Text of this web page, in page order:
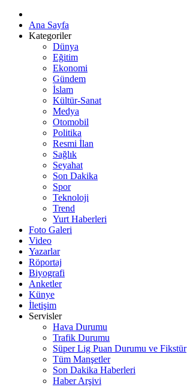
Ana Sayfa
Kategoriler
Dünya
Eğitim
Ekonomi
Gündem
İslam
Kültür-Sanat
Medya
Otomobil
Politika
Resmi İlan
Sağlık
Seyahat
Son Dakika
Spor
Teknoloji
Trend
Yurt Haberleri
Foto Galeri
Video
Yazarlar
Röportaj
Biyografi
Anketler
Künye
İletişim
Servisler
Hava Durumu
Trafik Durumu
Süper Lig Puan Durumu ve Fikstür
Tüm Manşetler
Son Dakika Haberleri
Haber Arşivi